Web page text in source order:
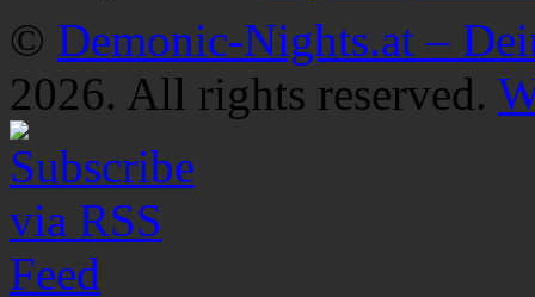
© Demonic-Nights.at –
2026. All rights reserved.